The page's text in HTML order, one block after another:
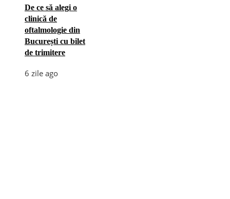
De ce să alegi o
clinică de
oftalmologie din
București cu bilet
de trimitere
6 zile ago